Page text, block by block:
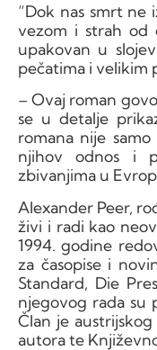
“Dok nas smrt ne
vezom i strah od
upakovan u
pečatima i velikim
– Ovaj roman
se u detalje
romana nije
njihov odnos i
zbivanjima u
Alexander Peer,
živi i radi kao
1994. godine
za časopise i
Standard, Die
njegovog rada su
Član je
autora te